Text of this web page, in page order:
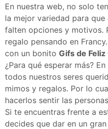
En nuestra web, no solo
la mejor variedad para
falten opciones y motivos.
regalo pensando en
con un bonito Gifs de
¿Para qué esperar más?
todos nuestros seres
mimos y regalos. Por lo
hacerlos sentir las
Si te encuentras frente a
decides que dar en un